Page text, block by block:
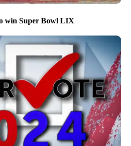
win Super Bowl LIX